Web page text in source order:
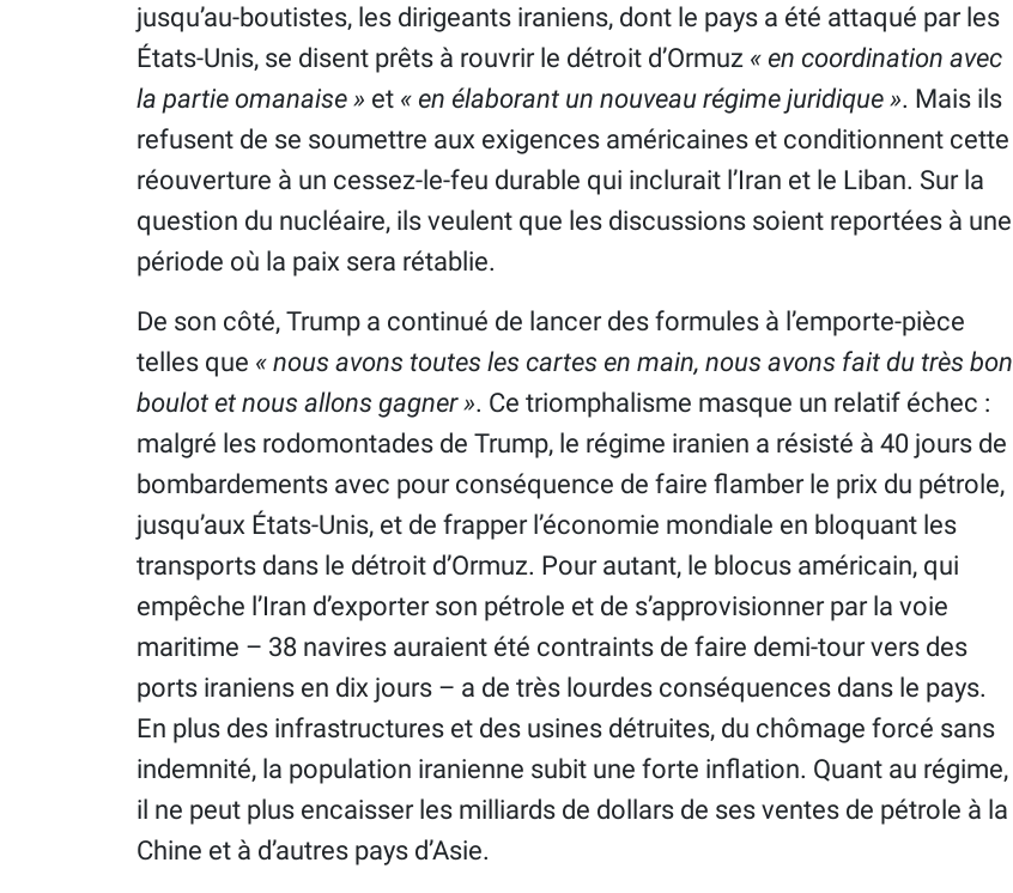
jusqu’au-boutistes, les dirigeants iraniens, dont le pays a été attaqué par les
États-Unis, se disent prêts à rouvrir le détroit d’Ormuz « en coordination avec
la partie omanaise » et « en élaborant un nouveau régime juridique ». Mais ils
refusent de se soumettre aux exigences américaines et conditionnent cette
réouverture à un cessez-le-feu durable qui inclurait l’Iran et le Liban. Sur la
question du nucléaire, ils veulent que les discussions soient reportées à une
période où la paix sera rétablie.
De son côté, Trump a continué de lancer des formules à l’emporte-pièce
telles que « nous avons toutes les cartes en main, nous avons fait du très bon
boulot et nous allons gagner ». Ce triomphalisme masque un relatif échec :
malgré les rodomontades de Trump, le régime iranien a résisté à 40 jours de
bombardements avec pour conséquence de faire flamber le prix du pétrole,
jusqu’aux États-Unis, et de frapper l’économie mondiale en bloquant les
transports dans le détroit d’Ormuz. Pour autant, le blocus américain, qui
empêche l’Iran d’exporter son pétrole et de s’approvisionner par la voie
maritime – 38 navires auraient été contraints de faire demi-tour vers des
ports iraniens en dix jours – a de très lourdes conséquences dans le pays.
En plus des infrastructures et des usines détruites, du chômage forcé sans
indemnité, la population iranienne subit une forte inflation. Quant au régime,
il ne peut plus encaisser les milliards de dollars de ses ventes de pétrole à la
Chine et à d’autres pays d’Asie.